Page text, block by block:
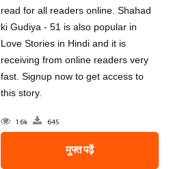
read for all readers online. Shahad
ki Gudiya - 51 is also popular in
Love Stories in Hindi and it is
receiving from online readers very
fast. Signup now to get access to
this story.
1.6k 645
मुफ्त पढ़ें